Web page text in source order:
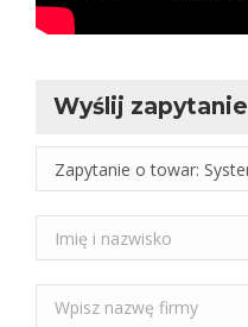
Wyślij zapytanie